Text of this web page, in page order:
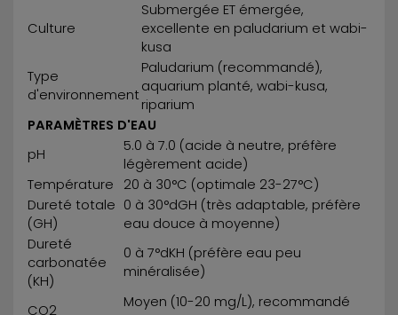
Culture
Submergée ET émergée,
excellente en paludarium et wabi-
kusa
Type
d'environnement
Paludarium (recommandé),
aquarium planté, wabi-kusa,
riparium
PARAMÈTRES D'EAU
pH
5.0 à 7.0 (acide à neutre, préfère
légèrement acide)
Température
20 à 30°C (optimale 23-27°C)
Dureté totale
(GH)
0 à 30°dGH (très adaptable, préfère
eau douce à moyenne)
Dureté
carbonatée
(KH)
0 à 7°dKH (préfère eau peu
minéralisée)
CO2
Moyen (10-20 mg/L), recommandé